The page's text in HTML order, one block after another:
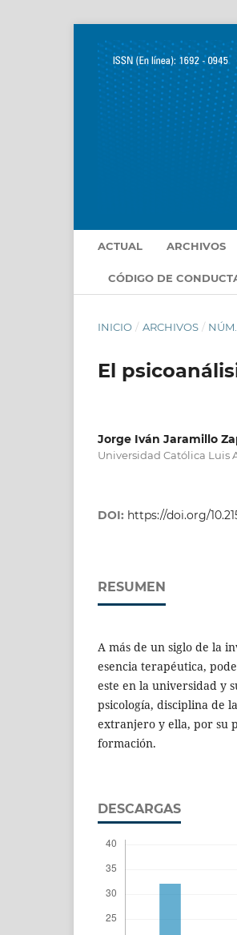
ACTUAL ARCHIVOS
CÓDIGO DE
INICIO / ARCHIVOS /
El
Jorge Iván Jaramillo
Universidad Católica Luis
DOI: https://doi.org/
RESUMEN
A más de un siglo de la
esencia terapéutica,
este en la universidad y
psicología, disciplina de
extranjero y ella, por su
formación.
DESCARGAS